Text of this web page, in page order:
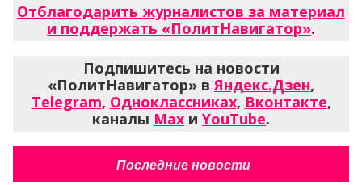
Отблагодарить журналистов за материал
и поддержать «ПолитНавигатор».
Подпишитесь на новости
«ПолитНавигатор» вЯндекс.Дзен,
Telegram, Одноклассниках, Вконтакте,
каналы Max и YouTube.
Последние новости